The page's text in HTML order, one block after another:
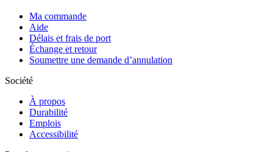
Ma commande
Aide
Délais et frais de port
Échange et retour
Soumettre une demande d’annulation
Société
À propos
Durabilité
Emplois
Accessibilité